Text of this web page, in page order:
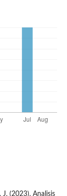
(2023). Analisis